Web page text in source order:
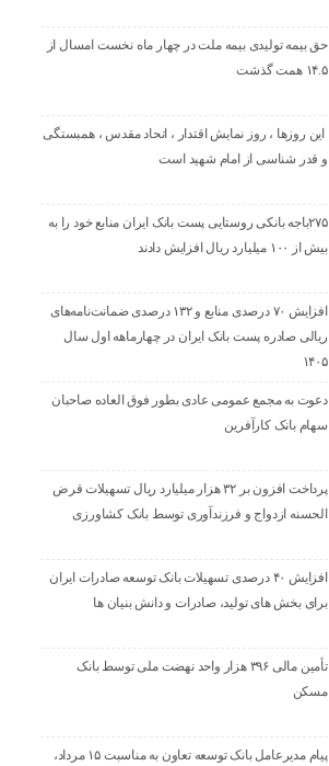
حق بیمه تولیدی بیمه ملت در چهار ماه نخست امسال از
۱۴.۵ همت گذشت
این روزها ، روز نمایش اقتدار ، اتحاد مقدس ، همبستگی
و قدر شناسی از امام شهید است
۲۷۵باجه بانکی روستایی پست بانک ایران منابع خود را به
بیش از ۱۰۰ میلیارد ریال افزایش دادند
افزایش ۷۰ درصدی منابع و ۱۳۲ درصدی ضمانت‌نامه‌های
ریالی صادره پست بانک ایران در چهارماهه اول سال
۱۴۰۵
دعوت به مجمع عمومی عادی بطور فوق العاده صاحبان
سهام بانک کارآفرین
پرداخت افزون بر ۳۲ هزار میلیارد ریال تسهیلات قرض
الحسنه ازدواج و فرزندآوری توسط بانک کشاورزی
افزایش ۴۰ درصدی تسهیلات بانک توسعه صادرات ایران
برای بخش های تولید، صادرات و دانش بنیان ها
تأمین مالی ۳۹۶ هزار واحد نهضت ملی توسط بانک
مسکن
پیام مدیرعامل بانک توسعه تعاون به مناسبت ۱۵ مرداد،